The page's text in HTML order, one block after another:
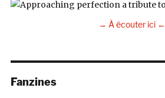
→ À écouter ici ←
Fanzines